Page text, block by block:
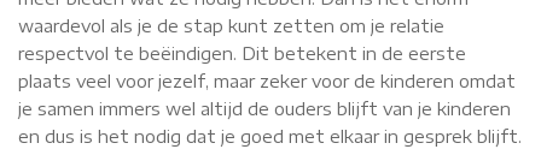
waardevol als je de stap kunt zetten om je relatie
respectvol te beëindigen. Dit betekent in de eerste
plaats veel voor jezelf, maar zeker voor de kinderen omdat
je samen immers wel altijd de ouders blijft van je kinderen
en dus is het nodig dat je goed met elkaar in gesprek blijft.